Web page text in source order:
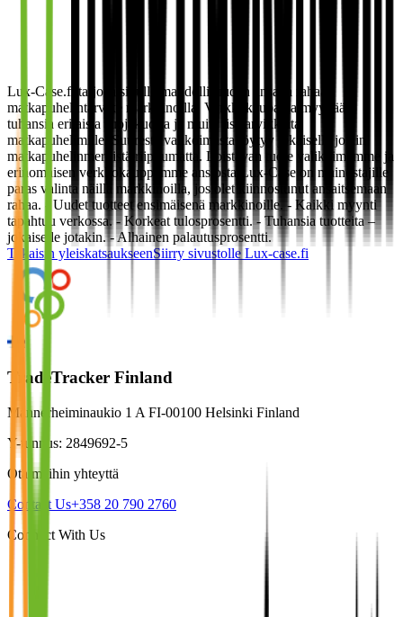
Lux-Case.fi tarjoaa sinulle mahdollisuuden ansaita rahaa
matkapuhelintarvike markkinoilla. Verkkokaupassa myydään
tuhansia erilaisia suojakuoria ja muita lisätarvikkeita
matkapuhelimille. Suuresta valikoimasta löytyy jokaiselle jotain
matkapuhelinmerkistä riippumatta. Loistavan tuote valikoimamme ja
erinomaisen verkkokauppamme ansiosta Lux-Case on mainostajille
paras valinta näillä markkinoilla, jos olet kiinnostunut ansaitsemaan
rahaa. - Uudet tuotteet ensimäisenä markkinoille. - Kaikki myynti
tapahtuu verkossa. - Korkeat tulosprosentti. - Tuhansia tuotteita –
jokaiselle jotakin. - Alhainen palautusprosentti.
Takaisin yleiskatsaukseenSiirry sivustolle Lux-case.fi
TradeTracker Finland
Mannerheiminaukio 1 A FI-00100 Helsinki Finland
Y-tunnus: 2849692-5
Ota meihin yhteyttä
Contact Us+358 20 790 2760
Connect With Us